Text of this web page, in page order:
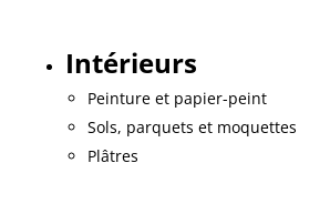
Intérieurs
Peinture et papier-peint
Sols, parquets et moquettes
Plâtres